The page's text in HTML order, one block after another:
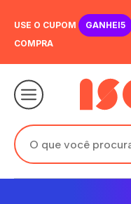
USE O CUPOM GANHEI5
COMPRA